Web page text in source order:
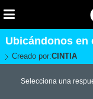
Ubicándonos en
Creado por:CINTIA
Selecciona una